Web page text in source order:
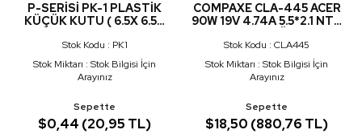
P-SERİSİ PK-1 PLASTİK
KÜÇÜK KUTU ( 6.5X 6.5X
Stok Kodu : PK1
Stok Miktarı : Stok Bilgisi İçin
Arayınız
Sepette
$0,44 (20,95 TL)
COMPAXE CLA-445 ACER
90W 19V 4.74A 5.5*2.1 NTB
Stok Kodu : CLA445
Stok Miktarı : Stok Bilgisi İçin
Arayınız
Sepette
$18,50 (880,76 TL)